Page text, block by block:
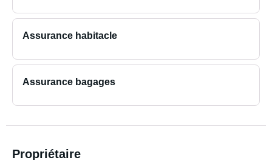
Assurance habitacle
Assurance bagages
Propriétaire